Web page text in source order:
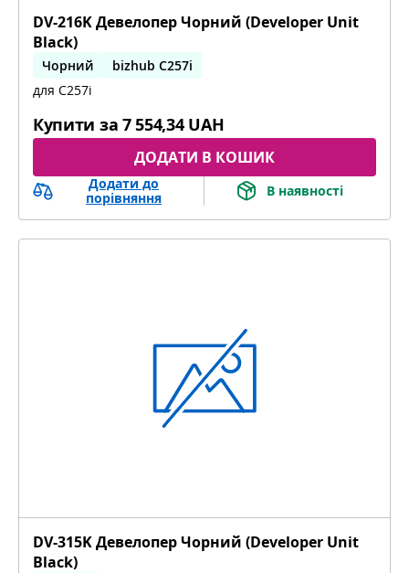
DV-216K Девелопер Чорний (Developer Unit
Black)
Чорний
bizhub C257i
для C257i
Купити за 7 554,34 UAH
ДОДАТИ В КОШИК
Додати до
порівняння
В наявності
DV-315K Девелопер Чорний (Developer Unit
Black)